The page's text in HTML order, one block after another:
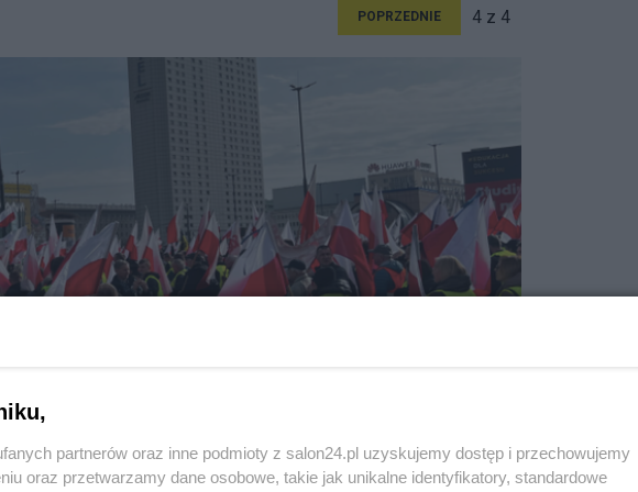
POPRZEDNIE 4 z 4
partnerów oraz inne podmioty z salon24.pl uzyskujemy dostęp i przechowujemy
oraz przetwarzamy dane osobowe, takie jak unikalne identyfikatory, standardowe